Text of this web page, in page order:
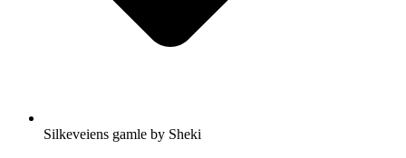
Silkeveiens gamle by Sheki